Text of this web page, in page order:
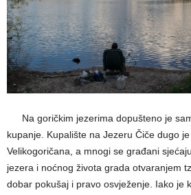
Na goričkim jezerima dopušteno je
kupanje. Kupalište na Jezeru Čiče dugo
Velikogoričana, a mnogi se građani
jezera i noćnog života grada otvaranjem
dobar pokušaj i pravo osvježenje. Iako je